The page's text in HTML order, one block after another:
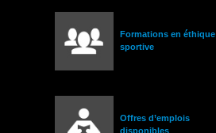
Formations en éthique
sportive
Offres d’emplois
disponibles